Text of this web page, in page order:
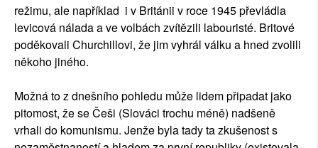
režimu, ale například i v Británii v roce 1945 převládla
levicová nálada a ve volbách zvítězili labouristé. Britové
poděkovali Churchillovi, že jim vyhrál válku a hned zvolili
někoho jiného.
Možná to z dnešního pohledu může lidem připadat jako
pitomost, že se Češi (Slováci trochu méně) nadšeně
vrhali do komunismu. Jenže byla tady ta zkušenost s